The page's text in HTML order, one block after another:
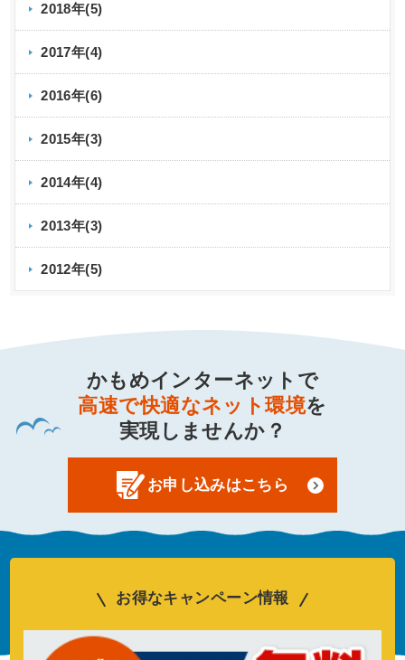
2018年(5)
2017年(4)
2016年(6)
2015年(3)
2014年(4)
2013年(3)
2012年(5)
かもめインターネットで
高速で快適なネット環境を
実現しませんか？
お申し込みはこちら
お得なキャンペーン情報